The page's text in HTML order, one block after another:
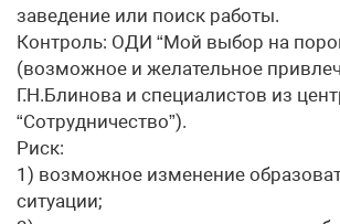
заведение или поиск работы.
Контроль: ОДИ “Мой выбор на
(возможное и желательное
Г.Н.Блинова и специалистов из
“Сотрудничество”).
Риск:
1) возможное изменение
ситуации;